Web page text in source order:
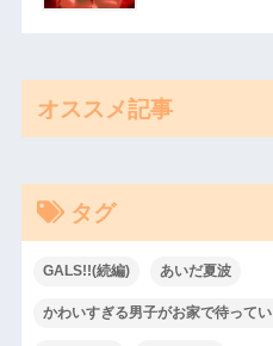
オススメ記事
タグ
GALS!!(続編) あいだ夏波
かわいすぎる男子がお家で待って